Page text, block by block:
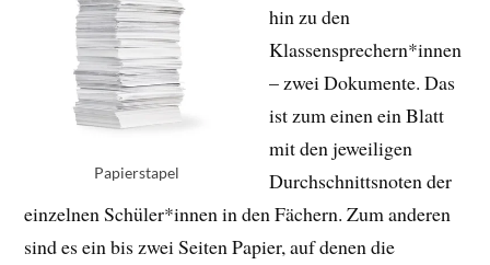
Papierstapel
hin zu den
Klassensprechern*innen
– zwei Dokumente. Das
ist zum einen ein Blatt
mit den jeweiligen
Durchschnittsnoten der
einzelnen Schüler*innen in den Fächern. Zum anderen
sind es ein bis zwei Seiten Papier, auf denen die